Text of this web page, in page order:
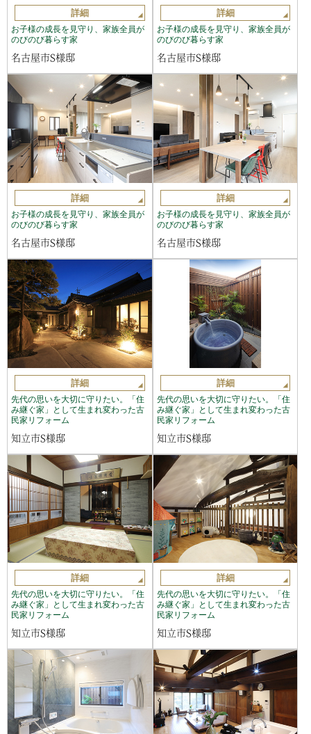
詳細
お子様の成長を見守り、家族全員が
のびのび暮らす家
名古屋市S様邸
詳細
お子様の成長を見守り、家族全員が
のびのび暮らす家
名古屋市S様邸
詳細
お子様の成長を見守り、家族全員が
のびのび暮らす家
名古屋市S様邸
詳細
お子様の成長を見守り、家族全員が
のびのび暮らす家
名古屋市S様邸
詳細
先代の思いを大切に守りたい。「住
み継ぐ家」として生まれ変わった古
民家リフォーム
知立市S様邸
詳細
先代の思いを大切に守りたい。「住
み継ぐ家」として生まれ変わった古
民家リフォーム
知立市S様邸
詳細
先代の思いを大切に守りたい。「住
み継ぐ家」として生まれ変わった古
民家リフォーム
知立市S様邸
詳細
先代の思いを大切に守りたい。「住
み継ぐ家」として生まれ変わった古
民家リフォーム
知立市S様邸